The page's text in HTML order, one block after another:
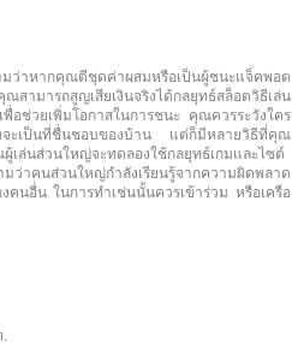
าหากคุณตีชุดค่าผสมหรือเป็นผู้ชนะแจ็คพอต
สามารถสูญเสียเงินจริงได้กลยุทธ์สล็อตวิธีเล่น
อช่วยเพิ่มโอกาสในการชนะ คุณควรระวังใคร
ะเป็นที่ชื่นชอบของบ้าน แต่ก็มีหลายวิธีที่คุณ
เล่นส่วนใหญ่จะทดลองใช้กลยุทธ์เกมและไซต์
าคนส่วนใหญ่กำลังเรียนรู้จากความผิดพลาด
นอื่น ในการทำเช่นนั้นควรเข้าร่วม หรือเครือ